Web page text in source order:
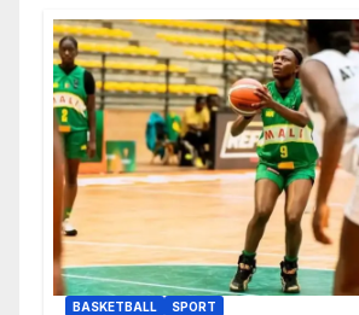
BASKETBALL SPORT